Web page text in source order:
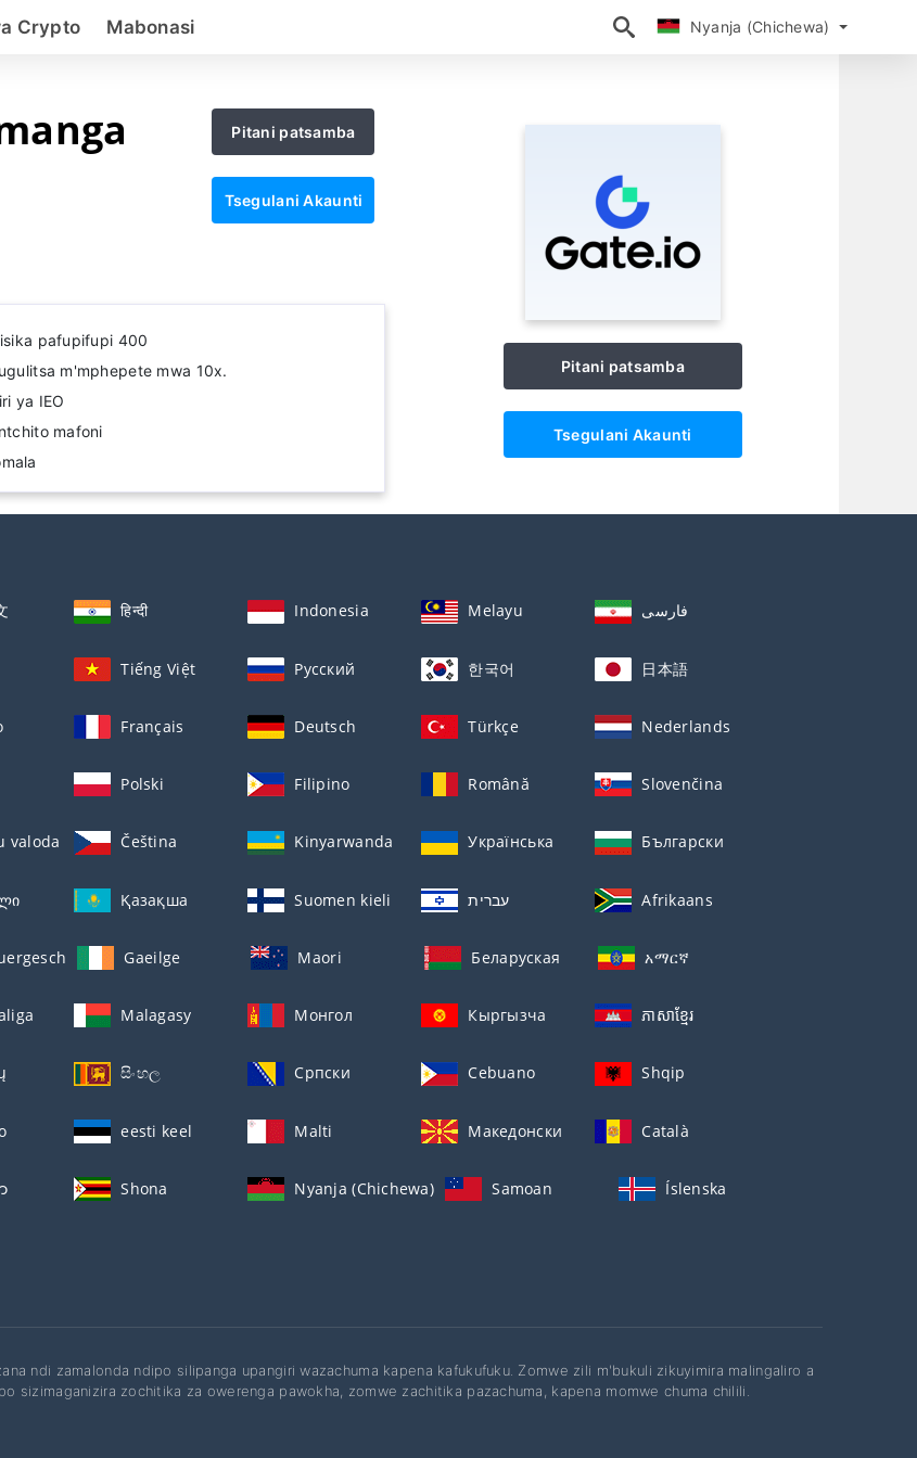
Nyanja (Chichewa)
Crypto Mabonasi Nyanja (Chichewa)
Pitani patsamba
Tsegulani Akaunti
pafupifupi 400
m'mphepete mwa 10x.
ya IEO
mafoni
Pitani patsamba
Tsegulani Akaunti
हिन्दी Indonesia Melayu فارسی
Tiếng Việt Русский 한국어 日本語
Français Deutsch Türkçe Nederlands
Polski Filipino Română Slovenčina
valoda Čeština Kinyarwanda Українська Български
Қазақша Suomen kieli עברית Afrikaans
Gaeilge Maori Беларуская አማርኛ
Malagasy Монгол Кыргызча ភាសាខ្មែរ
සිංහල Српски Cebuano Shqip
eesti keel Malti Македонски Català
Shona Nyanja (Chichewa) Samoan Íslenska
ndi zamalonda ndipo silipanga upangiri wazachuma kapena kafukufuku. Zomwe zili m'bukuli zikuyimira malingaliro a
sizimaganizira zochitika za owerenga pawokha, zomwe zachitika pazachuma, kapena momwe chuma chilili.